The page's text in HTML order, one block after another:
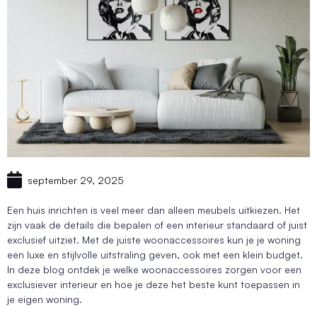
september 29, 2025
Een huis inrichten is veel meer dan alleen meubels uitkiezen. Het
zijn vaak de details die bepalen of een interieur standaard of juist
exclusief uitziet. Met de juiste woonaccessoires kun je je woning
een luxe en stijlvolle uitstraling geven, ook met een klein budget.
In deze blog ontdek je welke woonaccessoires zorgen voor een
exclusiever interieur en hoe je deze het beste kunt toepassen in
je eigen woning.